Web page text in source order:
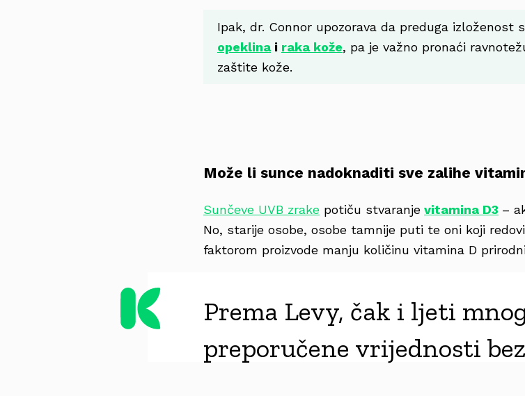
Ipak, dr. Connor upozorava da preduga izloženost
opeklina i raka kože, pa je važno pronaći
zaštite kože.
Može li sunce nadoknaditi sve zalihe
Sunčeve UVB zrake potiču stvaranje vitamina D3 –
No, starije osobe, osobe tamnije puti te oni koji
faktorom proizvode manju količinu vitamina D
Prema Levy, čak i ljeti
preporučene vrijednosti